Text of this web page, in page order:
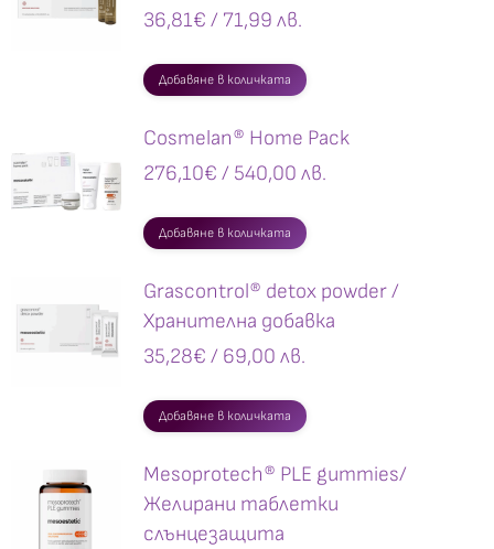
36,81€ / 71,99 лв.
Добавяне в количката
Cosmelan® Home Pack
276,10€ / 540,00 лв.
Добавяне в количката
Grascontrol® detox powder /
Хранителна добавка
35,28€ / 69,00 лв.
Добавяне в количката
Мesoprotech® PLE gummies/
Желирани таблетки
слънцезащита